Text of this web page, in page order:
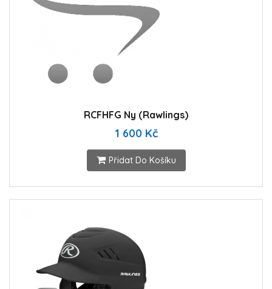
RCFHFG Ny (Rawlings)
1 600 Kč
Přidat Do Košíku